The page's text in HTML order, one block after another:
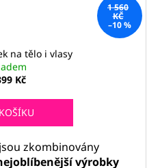
1 560
KČ
–10 %
na tělo i vlasy
Kč
zkombinovány
výrobky